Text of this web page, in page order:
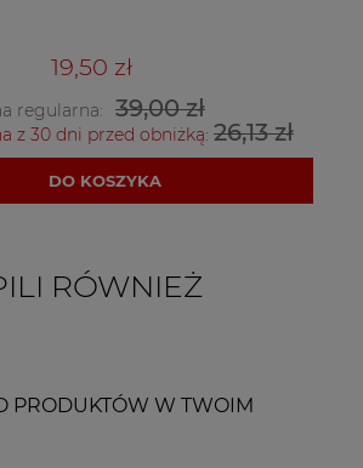
19,50 zł
regularna: 39,00 zł
z 30 dni przed obniżką: 26,13 zł
DO KOSZYKA
RÓWNIEŻ
PRODUKTÓW W TWOIM